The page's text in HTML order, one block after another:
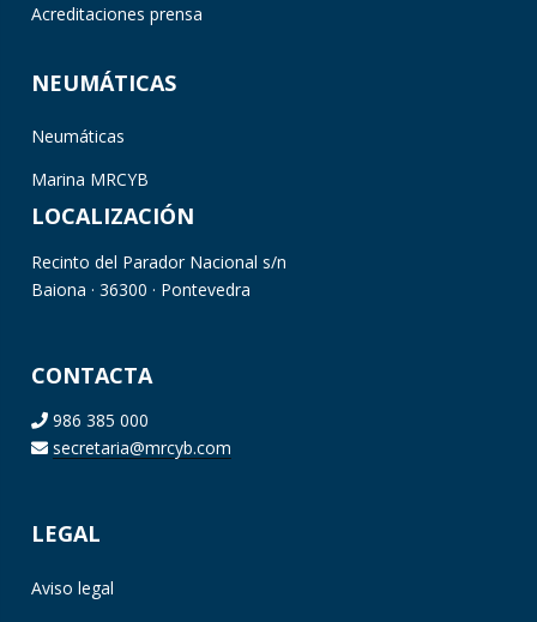
Acreditaciones prensa
NEUMÁTICAS
Neumáticas
Marina MRCYB
LOCALIZACIÓN
Recinto del Parador Nacional s/n
Baiona · 36300 · Pontevedra
CONTACTA
986 385 000
secretaria@mrcyb.com
LEGAL
Aviso legal